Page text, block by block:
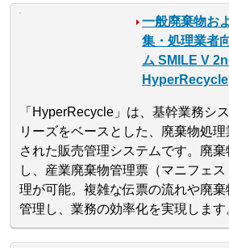
一般廃棄物お
集・処理業者
ム SMILE V
HyperRecycle
「HyperRecycle」は、基幹業務シ
リーズをベースとした、廃棄物処
された販売管理システムです。廃
し、産業廃棄物管理票（マニフェ
理が可能。複雑な伝票の流れや廃
管理し、業務の効率化を実現します